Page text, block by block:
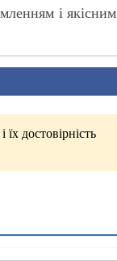
і якісним
достовірність